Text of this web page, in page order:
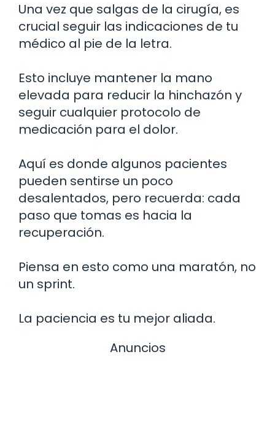
Una vez que salgas de la cirugía, es
crucial seguir las indicaciones de tu
médico al pie de la letra.
Esto incluye mantener la mano
elevada para reducir la hinchazón y
seguir cualquier protocolo de
medicación para el dolor.
Aquí es donde algunos pacientes
pueden sentirse un poco
desalentados, pero recuerda: cada
paso que tomas es hacia la
recuperación.
Piensa en esto como una maratón, no
un sprint.
La paciencia es tu mejor aliada.
Anuncios